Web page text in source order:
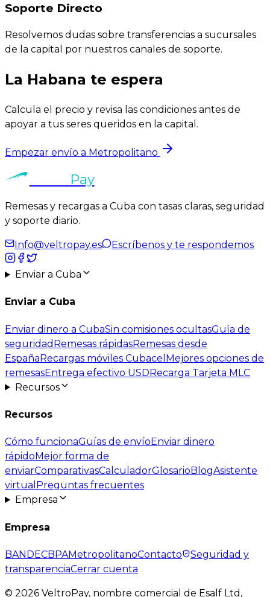
Soporte Directo
Resolvemos dudas sobre transferencias a sucursales
de la capital por nuestros canales de soporte.
La Habana te espera
Calcula el precio y revisa las condiciones antes de
apoyar a tus seres queridos en la capital.
Empezar envío a Metropolitano
Pay
Remesas y recargas a Cuba con tasas claras, seguridad
y soporte diario.
Info@veltropay.es Escríbenos y te respondemos
Enviar a Cuba
Enviar a Cuba
Enviar dinero a CubaSin comisiones ocultasGuía de
seguridad Remesas rápidasRemesas desde
EspañaRecargas móviles Cubacel Mejores opciones de
remesasEntrega efectivo USDRecarga Tarjeta MLC
Recursos
Recursos
Cómo funcionaGuías de envío Enviar dinero
rápido Mejor forma de
enviarComparativasCalculadorGlosario BlogAsistente
virtual Preguntas frecuentes
Empresa
Empresa
BANDECBPAMetropolitanoContacto
Seguridad y
transparenciaCerrar cuenta
© 2026 VeltroPay, nombre comercial de Esalf Ltd,